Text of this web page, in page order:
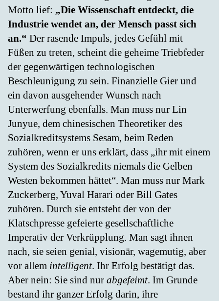
Motto lief: „Die Wissenschaft entdeckt, die
Industrie wendet an, der Mensch passt sich
an.“ Der rasende Impuls, jedes Gefühl mit
Füßen zu treten, scheint die geheime Triebfeder
der gegenwärtigen technologischen
Beschleunigung zu sein. Finanzielle Gier und
ein davon ausgehender Wunsch nach
Unterwerfung ebenfalls. Man muss nur Lin
Junyue, dem chinesischen Theoretiker des
Sozialkreditsystems Sesam, beim Reden
zuhören, wenn er uns erklärt, dass „ihr mit einem
System des Sozialkredits niemals die Gelben
Westen bekommen hättet“. Man muss nur Mark
Zuckerberg, Yuval Harari oder Bill Gates
zuhören. Durch sie entsteht der von der
Klatschpresse gefeierte gesellschaftliche
Imperativ der Verkrüpplung. Man sagt ihnen
nach, sie seien genial, visionär, wagemutig, aber
vor allem intelligent. Ihr Erfolg bestätigt das.
Aber nein: Sie sind nur abgefeimt. Im Grunde
bestand ihr ganzer Erfolg darin, ihre